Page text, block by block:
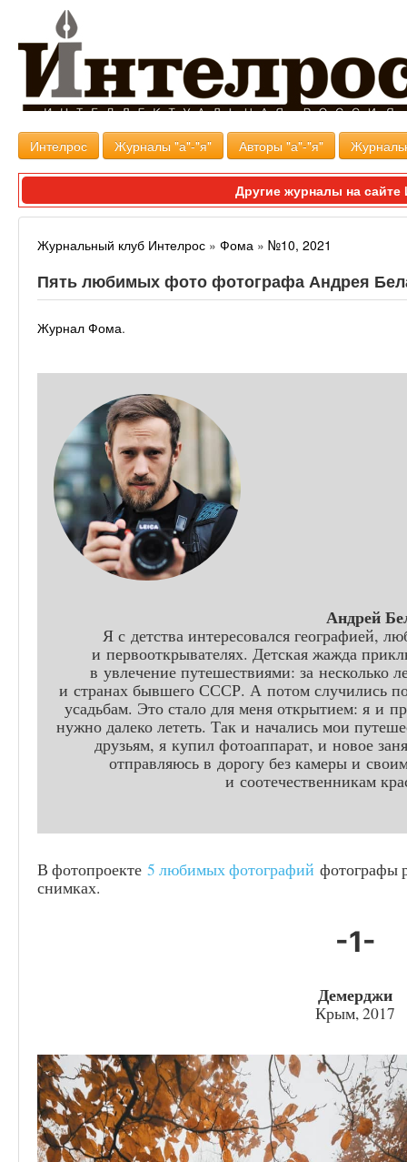
Интелрос Журналы "а"-"я" Авторы "а"-"я"
Другие журналы на
Журнальный клуб Интелрос » Фома » №10, 2021
Пять любимых фото фотографа Андрея
Журнал Фома.
Андрей
Я с детства интересовался географией,
и первооткрывателях. Детская жажда
в увлечение путешествиями: за
и странах бывшего СССР. А потом случились
усадьбам. Это стало для меня открытием: я и
нужно далеко лететь. Так и начались мои
друзьям, я купил фотоаппарат, и новое
отправляюсь в дорогу без камеры и
и соотечественникам
В фотопроекте 5 любимых фотографий фотографы
снимках.
-1-
Демерджи
Крым, 2017